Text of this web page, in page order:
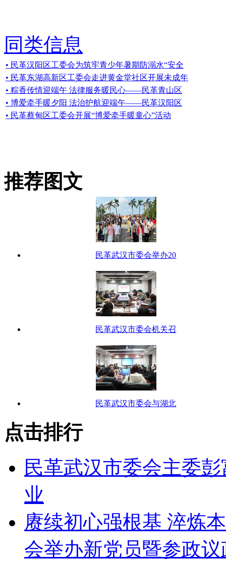
同类信息
• 民革汉阳区工委会为筑牢青少年暑期防溺水“安全
• 民革东湖高新区工委会走进黄金堂社区开展未成年
• 粽香传情迎端午 法律服务暖民心——民革青山区
• 博爱牵手暖夕阳 法治护航迎端午——民革汉阳区
• 民革蔡甸区工委会开展“博爱牵手暖童心”活动
推荐图文
民革武汉市委会举办20
民革武汉市委会机关召
民革武汉市委会与湖北
点击排行
民革武汉市委会主委
业
赓续初心强根基 淬炼
会举办新党员暨参政